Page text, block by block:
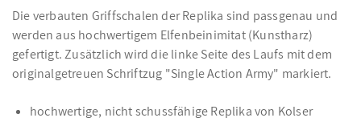
Die verbauten Griffschalen der Replika sind passgenau und
werden aus hochwertigem Elfenbeinimitat (Kunstharz)
gefertigt. Zusätzlich wird die linke Seite des Laufs mit dem
originalgetreuen Schriftzug "Single Action Army" markiert.
hochwertige, nicht schussfähige Replika von Kolser